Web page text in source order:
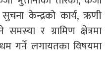
केन्द्रको कार्य, ऋणी
र ग्रामिण क्षेत्रमा
गर्ने लगायतका विषयमा